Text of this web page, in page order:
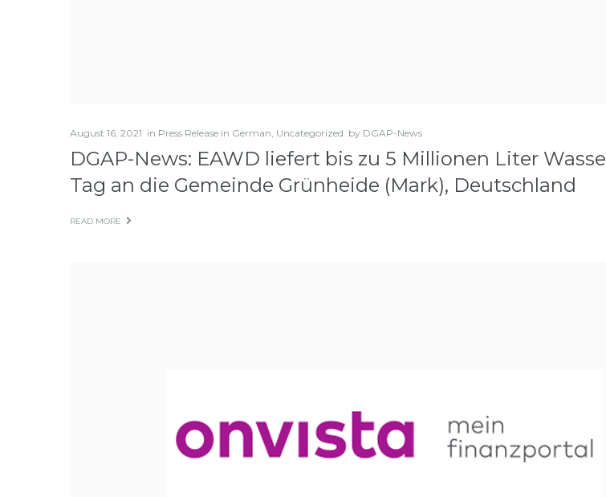
August 16, 2021 in Press Release in German, Uncategorized by DGAP-News
DGAP-News: EAWD liefert bis zu 5 Millionen Liter
Tag an die Gemeinde Grünheide (Mark), Deutschland
READ MORE